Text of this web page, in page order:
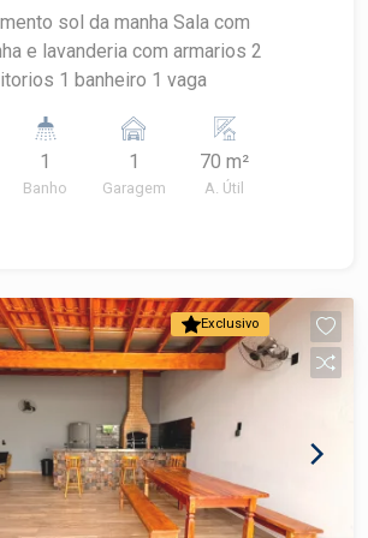
no bairro Glebas
para desenvolver um projeto
de Imóveis, mais de 37 anos no
de Piracicaba. Agende sua
sol da manha Sala com
e lavanderia com armarios 2
1 banheiro 1 vaga
1
Banho
1
Garagem
70 m²
A. Útil
Exclusivo